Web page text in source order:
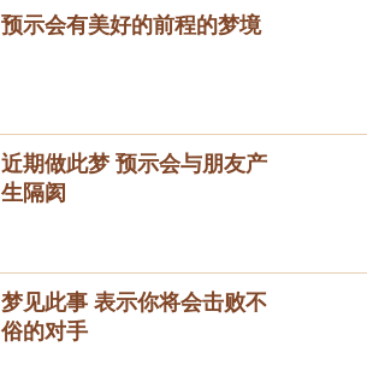
预示会有美好的前程的梦境
近期做此梦 预示会与朋友产
生隔阂
梦见此事 表示你将会击败不
俗的对手